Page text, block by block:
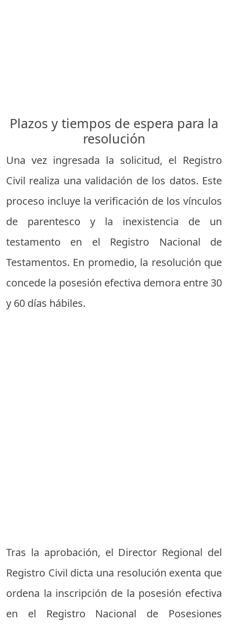
Plazos y tiempos de espera para la
resolución
Una vez ingresada la solicitud, el Registro
Civil realiza una validación de los datos. Este
proceso incluye la verificación de los vínculos
de parentesco y la inexistencia de un
testamento en el Registro Nacional de
Testamentos. En promedio, la resolución que
concede la posesión efectiva demora entre 30
y 60 días hábiles.
Tras la aprobación, el Director Regional del
Registro Civil dicta una resolución exenta que
ordena la inscripción de la posesión efectiva
en el Registro Nacional de Posesiones